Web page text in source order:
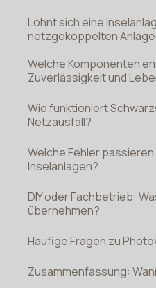
Lohnt sich eine
netzgekoppelten
Welche Komponenten
Zuverlässigkeit und
Wie funktioniert
Netzausfall?
Welche Fehler
Inselanlagen?
DIY oder Fachbetrieb:
übernehmen?
Häufige Fragen zu
Zusammenfassung: